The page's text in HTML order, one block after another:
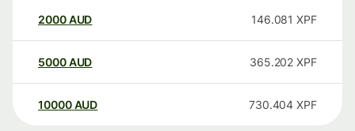
2000AUD 146.081 XPF
5000AUD 365.202 XPF
10000 AUD 730.404 XPF